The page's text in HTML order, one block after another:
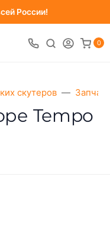
России!
0
скутеров
Tempo